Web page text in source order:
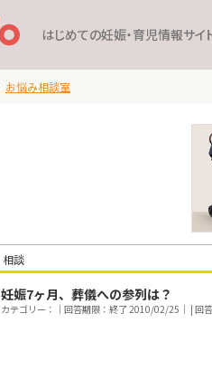
はじめての妊娠・育児情報サイ
お悩み相談室
相談
妊娠7ヶ月、葬儀への参列は？
カテゴリー：｜回答期限：終了 2010/02/25｜ | 回